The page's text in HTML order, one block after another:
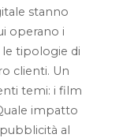
stanno
operano i
tipologie di
clienti. Un
temi: i film
impatto
al